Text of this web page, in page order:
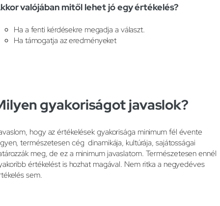
valójában mitől lehet jó egy értékelés?
Ha a fenti kérdésekre megadja a választ.
Ha támogatja az eredményeket
gyakoriságot javaslok?
hogy az értékelések gyakorisága minimum fél évente
természetesen cég dinamikája, kultúrája, sajátosságai
meg, de ez a minimum javaslatom. Természetesen ennél
értékelést is hozhat magával. Nem ritka a negyedéves
sem.